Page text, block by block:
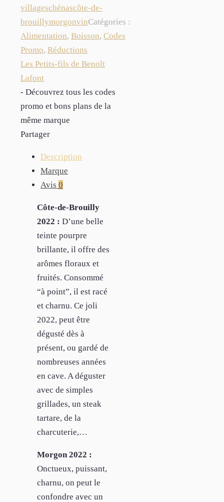
villageschénascôte-de-
brouillymorgonvinCatégories :
Alimentation, Boisson, Codes
Promo, Réductions
Les Petits-fils de Benoît
Lafont
- Découvrez tous les codes
promo et bons plans de la
même marque
Partager
Description
Marque
Avis 0
Côte-de-Brouilly
2022 : D’une belle
teinte pourpre
brillante, il offre des
arômes floraux et
fruités. Consommé
“à point”, il est racé
et charnu. Ce joli
2022, peut être
dégusté dès à
présent, ou gardé de
nombreuses années
en cave. A déguster
avec de simples
grillades, un steak
tartare, de la
charcuterie,…
Morgon 2022 :
Onctueux, puissant,
charnu, on peut le
confondre avec un